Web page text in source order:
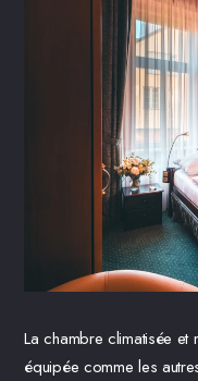
La chambre climatisée et
équipée comme les